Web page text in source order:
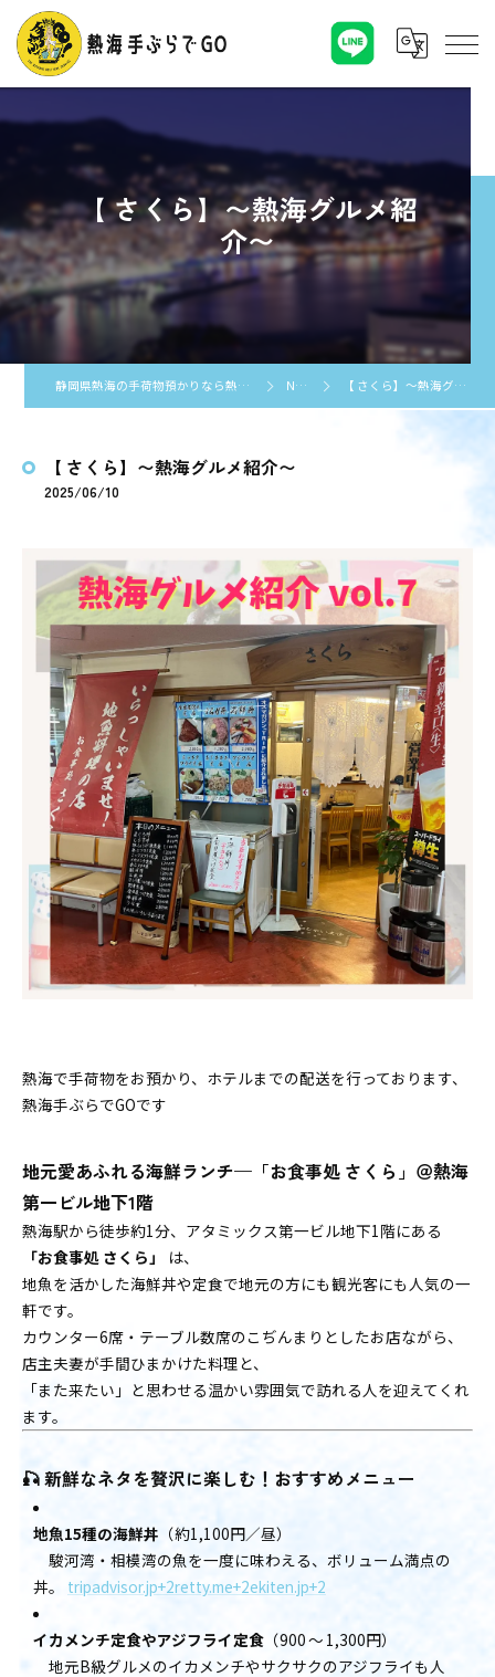
【 さくら】〜熱海グルメ紹
介〜
静岡県熱海の手荷物預かりなら熱海手ぶらでGO NEWS 【 さくら】〜熱海グルメ紹介〜
【 さくら】〜熱海グルメ紹介〜
2025/06/10
熱海で手荷物をお預かり、ホテルまでの配送を行っております、
熱海手ぶらでGOです
地元愛あふれる海鮮ランチ—「お食事処 さくら」＠熱海
第一ビル地下1階
熱海駅から徒歩約1分、アタミックス第一ビル地下1階にある
「お食事処 さくら」
は、
地魚を活かした海鮮丼や定食で地元の方にも観光客にも人気の一
軒です。
カウンター6席・テーブル数席のこぢんまりとしたお店ながら、
店主夫妻が手間ひまかけた料理と、
「また来たい」と思わせる温かい雰囲気で訪れる人を迎えてくれ
ます。
🎣新鮮なネタを贅沢に楽しむ！おすすめメニュー
地魚15種の海鮮丼 （約1,100円／昼）
駿河湾・相模湾の魚を一度に味わえる、ボリューム満点の
丼。 tripadvisor.jp+2retty.me+2ekiten.jp+2
イカメンチ定食やアジフライ定食 （900 〜 1,300円）
地元B級グルメのイカメンチやサクサクのアジフライも人